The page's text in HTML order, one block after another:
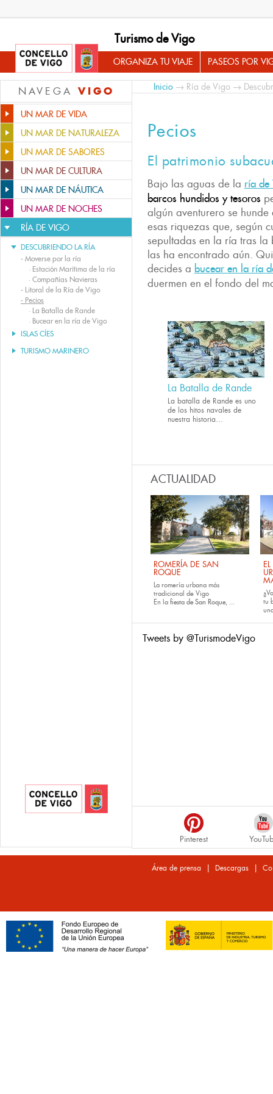
Turismo de Vigo
ORGANIZA TU VIAJE PASEOS POR
NAVEGA VIGO
UN MAR DE VIDA
UN MAR DE NATURALEZA
UN MAR DE SABORES
UN MAR DE CULTURA
UN MAR DE NÁUTICA
UN MAR DE NOCHES
RÍA DE VIGO
DESCUBRIENDO LA RÍA
- Moverse por la ría
· Estación Marítima de la ría
· Compañías Navieras
- Litoral de la Ría de Vigo
- Pecios
· La Batalla de Rande
· Bucear en la ría de Vigo
ISLAS CÍES
TURISMO MARINERO
Inicio → Ría de Vigo →
Pecios
El patrimonio
Bajo las aguas de la ría de
barcos hundidos y tesoros
algún aventurero se
esas riquezas que, según
sepultadas en la ría tras
las ha encontrado aún.
decides a bucear en la ría
duermen en el fondo del
La Batalla de Rande
La batalla de Rande es uno
de los hitos navales de
nuestra historia...
ACTUALIDAD
ROMERÍA DE SAN
ROQUE
La romería urbana más
tradicional de Vigo
En la fiesta de San Roque, ...
tu
Tweets by @TurismodeVigo
Pinterest
Área de prensa | Descargas|